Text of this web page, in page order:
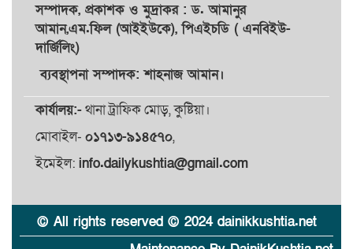
সম্পাদক, প্রকাশকওমুদ্রাকর: ড. আমানুর
আমান,এম.ফিল (আইইউকে), পিএইচডি ( এনবিইউ-
দার্জিলিং)
ব্যবস্থাপনা সম্পাদক: শাহনাজ আমান।
কার্যালয়:-থানা ট্রাফিক মোড়, কুষ্টিয়া।
মোবাইল- ০১৭১৩-৯১৪৫৭০,
ইমেইল: info.dailykushtia@gmail.com
© All rights reserved © 2024 dainikkushtia.net